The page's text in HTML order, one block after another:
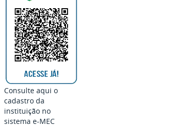
Consulte aqui o
cadastro da
instituição no
sistema e-MEC